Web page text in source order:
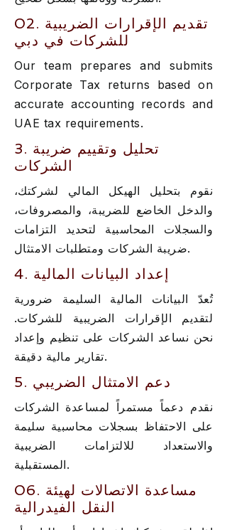
02. تقديم الإقرارات الضريبية
للشركات في دبي
Our team prepares and submits
Corporate Tax returns based on
accurate accounting records and
UAE tax requirements.
3. تحليل وتقييم ضريبة
الشركات
نقوم بتحليل الهيكل المالي لشركتك،
والدخل الخاضع للضريبة، والمصروفات،
والسجلات المحاسبية لتحديد التزامات
ضريبة الشركات ومتطلبات الامتثال.
4. إعداد البيانات المالية
تُعدّ البيانات المالية السليمة ضرورية
لتقديم الإقرارات الضريبية للشركات.
نحن نساعد الشركات على تنظيم وإعداد
تقارير مالية دقيقة.
5. دعم الامتثال الضريبي
نقدم دعماً مستمراً لمساعدة الشركات
على الاحتفاظ بسجلات محاسبية سليمة
والاستعداد للالتزامات الضريبية
المستقبلية.
06. مساعدة الاتصالات لهيئة
النقل الفيدرالية